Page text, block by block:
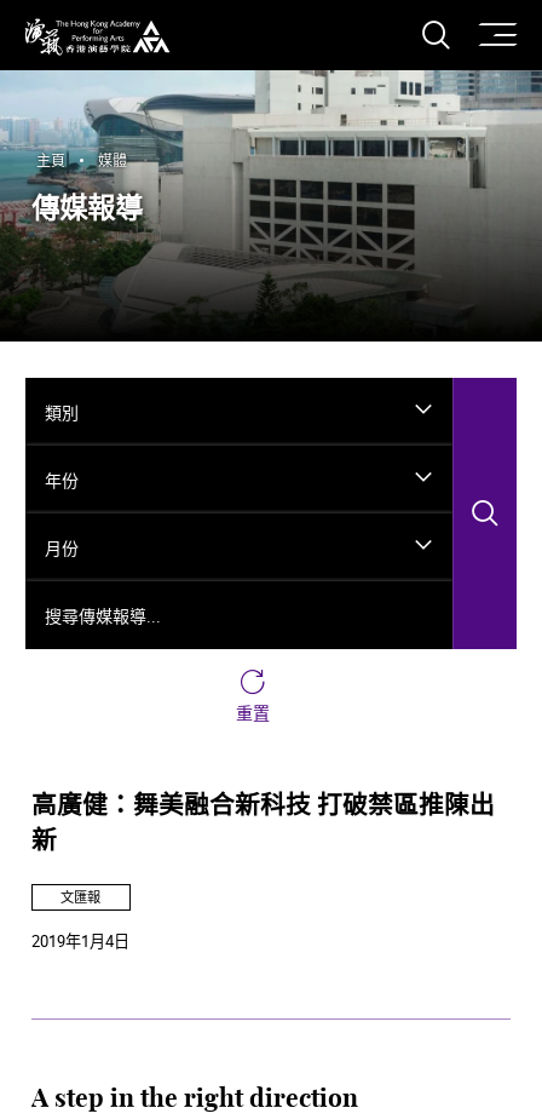
香港演藝學院
打開
主頁 媒體
傳媒報導
類別
年份
月份
重置
高廣健：舞美融合新科技 打破禁區推陳出
新
文匯報
2019年1月4日
A step in the right direction